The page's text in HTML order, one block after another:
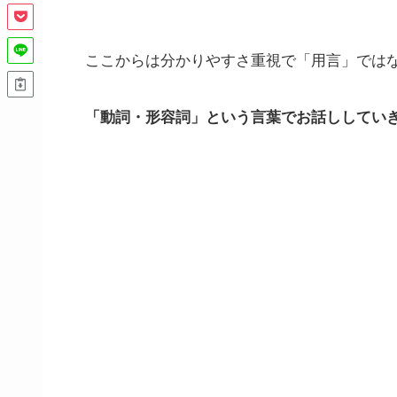
ここからは分かりやすさ重視で「用言」では
「動詞・形容詞」という言葉でお話ししてい